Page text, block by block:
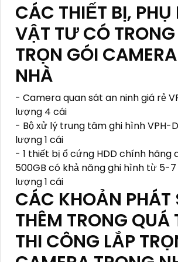
CÁC THIẾT BỊ, PHỤ
VẬT TƯ CÓ
TRỌN GÓI
NHÀ
- Camera quan sát an ninh giá rẻ
lượng 4 cái
- Bộ xử lý trung tâm ghi hình VPH-
lượng 1 cái
- 1 thiết bị ổ cứng HDD chính hãng
500GB có khả năng ghi hình từ 5-7
lượng 1 cái
CÁC KHOẢN PHÁT
THÊM TRONG QUÁ
THI CÔNG LẮP